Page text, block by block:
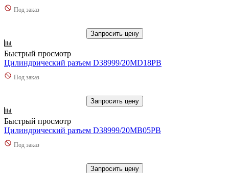
Под заказ
Запросить цену
Быстрый просмотр
Цилиндрический разъем D38999/20MD18PB
Под заказ
Запросить цену
Быстрый просмотр
Цилиндрический разъем D38999/20MB05PB
Под заказ
Запросить цену